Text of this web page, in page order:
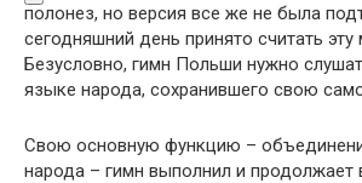
полонез, но версия все же не была
сегодняшний день принято считать эту
Безусловно, гимн Польши нужно
языке народа, сохранившего свою
Свою основную функцию –
народа – гимн выполнил и продолжает